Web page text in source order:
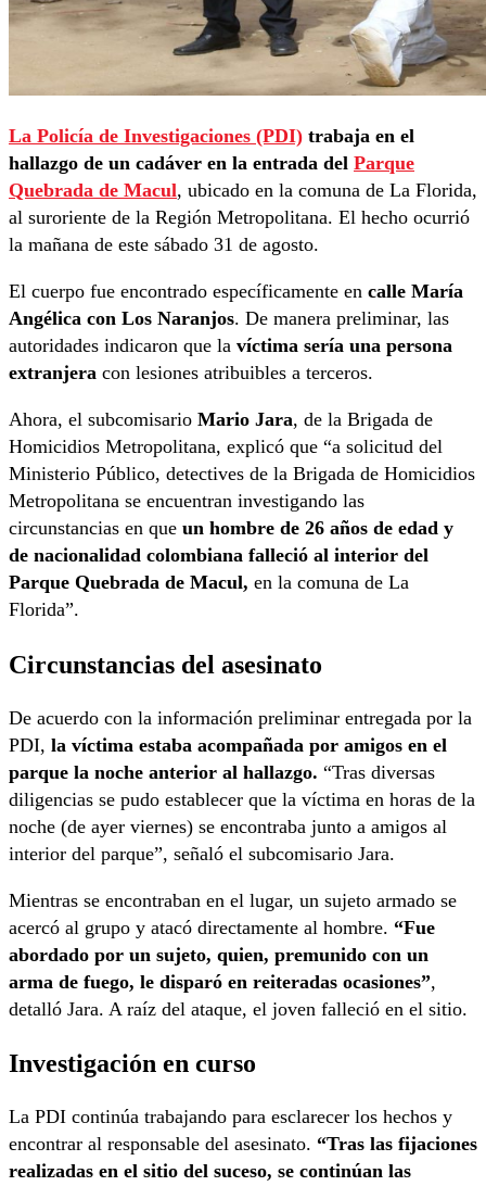
La Policía de Investigaciones (PDI) trabaja en el
hallazgo de un cadáver en la entrada del Parque
Quebrada de Macul, ubicado en la comuna de La Florida,
al suroriente de la Región Metropolitana. El hecho ocurrió
la mañana de este sábado 31 de agosto.
El cuerpo fue encontrado específicamente en calle María
Angélica con Los Naranjos. De manera preliminar, las
autoridades indicaron que la víctima sería una persona
extranjera con lesiones atribuibles a terceros.
Ahora, el subcomisario Mario Jara, de la Brigada de
Homicidios Metropolitana, explicó que “a solicitud del
Ministerio Público, detectives de la Brigada de Homicidios
Metropolitana se encuentran investigando las
circunstancias en que un hombre de 26 años de edad y
de nacionalidad colombiana falleció al interior del
Parque Quebrada de Macul, en la comuna de La
Florida”.
Circunstancias del asesinato
De acuerdo con la información preliminar entregada por la
PDI, la víctima estaba acompañada por amigos en el
parque la noche anterior al hallazgo. “Tras diversas
diligencias se pudo establecer que la víctima en horas de la
noche (de ayer viernes) se encontraba junto a amigos al
interior del parque”, señaló el subcomisario Jara.
Mientras se encontraban en el lugar, un sujeto armado se
acercó al grupo y atacó directamente al hombre. “Fue
abordado por un sujeto, quien, premunido con un
arma de fuego, le disparó en reiteradas ocasiones”,
detalló Jara. A raíz del ataque, el joven falleció en el sitio.
Investigación en curso
La PDI continúa trabajando para esclarecer los hechos y
encontrar al responsable del asesinato. “Tras las fijaciones
realizadas en el sitio del suceso, se continúan las